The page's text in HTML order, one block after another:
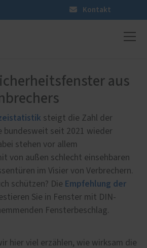
Kontakt
aus
steigt die Zahl der
bundesweit seit 2021 wieder
stehen vor allem
von außen schlecht einsehbaren
im Visier von Verbrechern.
schützen? Die Empfehlung der
Sie in Fenster mit DIN-
Fensterbeschlag.
hier viel erzählen, wie wirksam die